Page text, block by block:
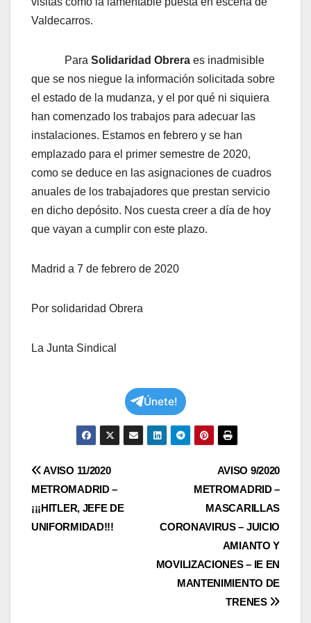
Valdecarros.
Para Solidaridad Obrera es inadmisible
que se nos niegue la información solicitada sobre
el estado de la mudanza, y el por qué ni siquiera
han comenzado los trabajos para adecuar las
instalaciones. Estamos en febrero y se han
emplazado para el primer semestre de 2020,
como se deduce en las asignaciones de cuadros
anuales de los trabajadores que prestan servicio
en dicho depósito. Nos cuesta creer a día de hoy
que vayan a cumplir con este plazo.
Madrid a 7 de febrero de 2020
Por solidaridad Obrera
La Junta Sindical
Únete!
Navegación
de
entradas
AVISO 9/2020
METROMADRID –
MASCARILLAS
CORONAVIRUS – JUICIO
AMIANTO Y
MOVILIZACIONES – IE EN
MANTENIMIENTO DE
TRENES
AVISO 11/2020
METROMADRID –
¡¡¡HITLER, JEFE DE
UNIFORMIDAD!!!